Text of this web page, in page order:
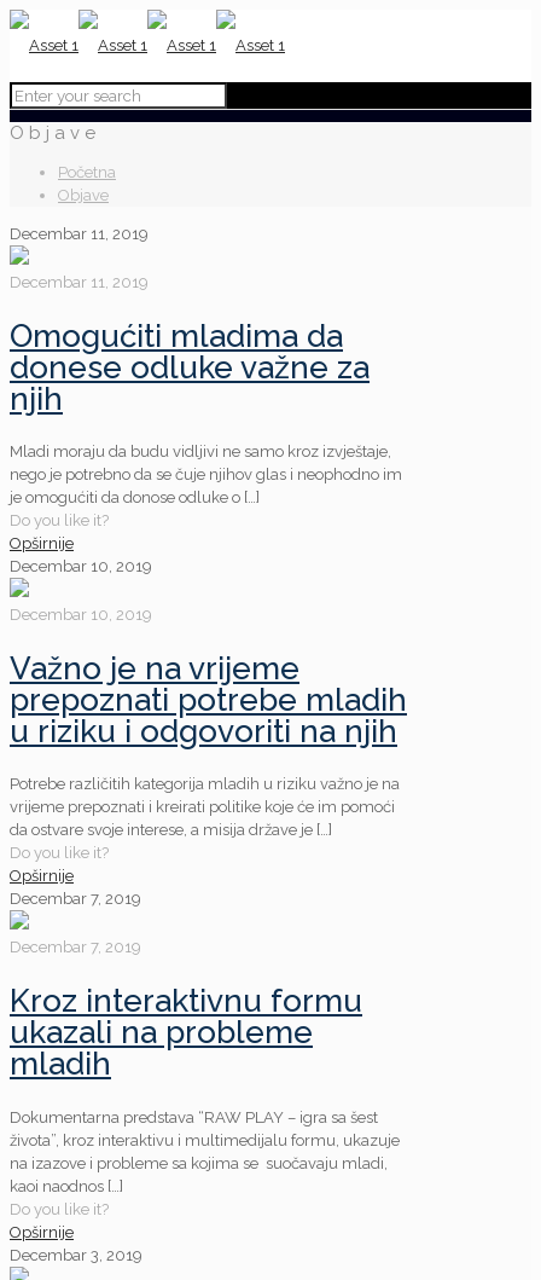
Objave
Početna
Objave
Decembar 11, 2019
Decembar 11, 2019
Omogućiti mladima da
donese odluke važne za
njih
Mladi moraju da budu vidljivi ne samo kroz izvještaje,
nego je potrebno da se čuje njihov glas i neophodno im
je omogućiti da donose odluke o […]
Do you like it?
Opširnije
Decembar 10, 2019
Decembar 10, 2019
Važno je na vrijeme
prepoznati potrebe mladih
u riziku i odgovoriti na njih
Potrebe različitih kategorija mladih u riziku važno je na
vrijeme prepoznati i kreirati politike koje će im pomoći
da ostvare svoje interese, a misija države je […]
Do you like it?
Opširnije
Decembar 7, 2019
Decembar 7, 2019
Kroz interaktivnu formu
ukazali na probleme
mladih
Dokumentarna predstava “RAW PLAY – igra sa šest
života”, kroz interaktivu i multimedijalu formu, ukazuje
na izazove i probleme sa kojima se suočavaju mladi,
kaoi naodnos […]
Do you like it?
Opširnije
Decembar 3, 2019